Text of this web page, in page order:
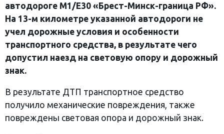
автодороге М1/Е30 «Брест-Минск-граница РФ».
На 13-м километре указанной автодороги не
учел дорожные условия и особенности
транспортного средства, в результате чего
допустил наезд на световую опору и дорожный
знак.
В результате ДТП транспортное средство
получило механические повреждения, также
повреждены световая опора и дорожный знак.